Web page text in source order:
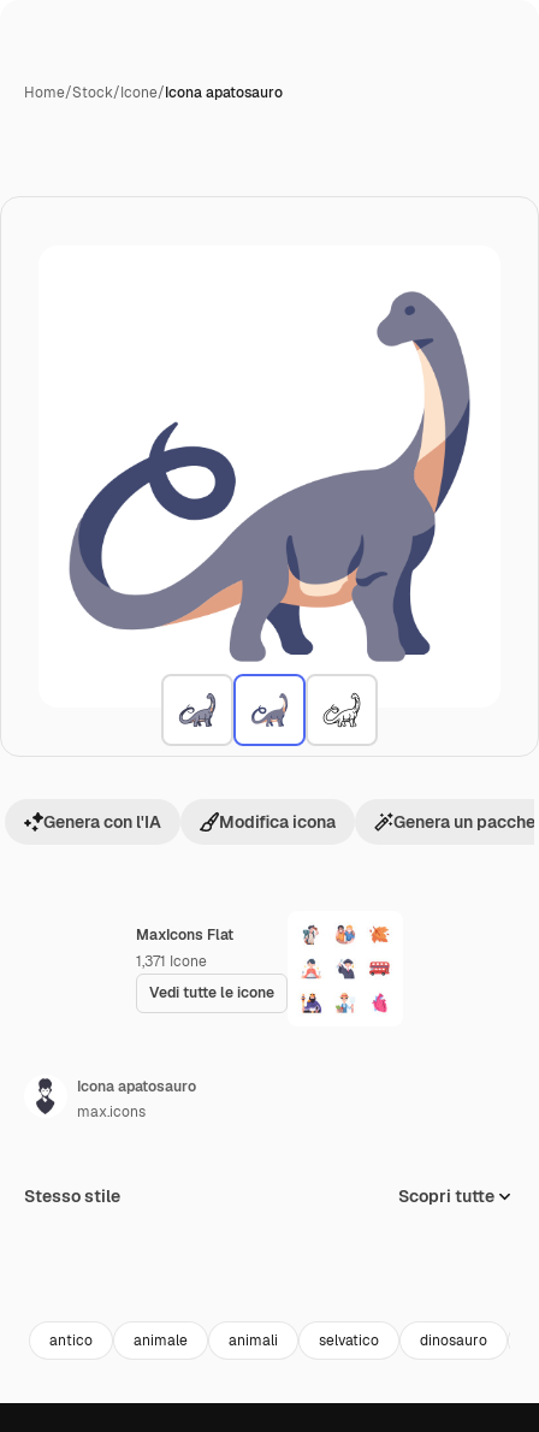
Home/Stock/Icone/Icona apatosauro
MaxIcons Flat
1,371 Icone
Vedi tutte le icone
Genera con l'IA Modifica icona Genera un
Icona apatosauro
max.icons
Stesso stile Scopri tutte
antico animale animali selvatico dinosauro